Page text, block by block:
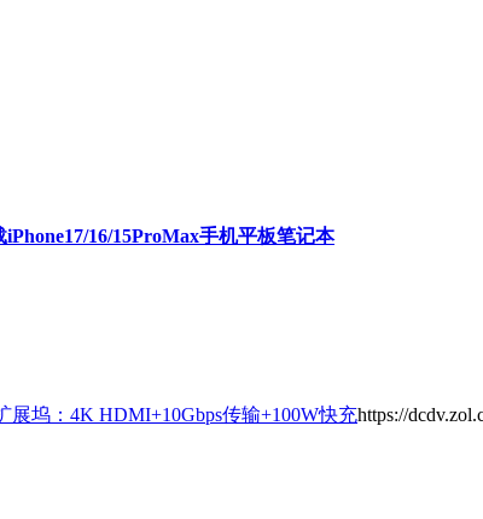
16/15ProMax手机平板笔记本
展坞：4K HDMI+10Gbps传输+100W快充https://